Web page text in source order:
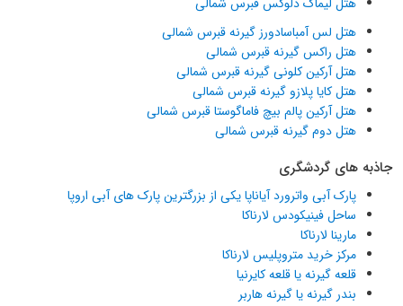
هتل لس آمباسادورز گیرنه قبرس شمالی
هتل راکس گیرنه قبرس شمالی
هتل آرکین کلونی گیرنه قبرس شمالی
هتل کایا پلازو گیرنه قبرس شمالی
هتل آرکین پالم بیچ فاماگوستا قبرس شمالی
هتل دوم گیرنه قبرس شمالی
جاذبه های گردشگری
پارک آبی واترورد آیاناپا یکی از بزرگترین پارک های آبی اروپا
ساحل فینیکودس لارناکا
مارینا لارناکا
مرکز خرید متروپلیس لارناکا
قلعه گیرنه یا قلعه کایرنیا
بندر گیرنه یا گیرنه هاربر